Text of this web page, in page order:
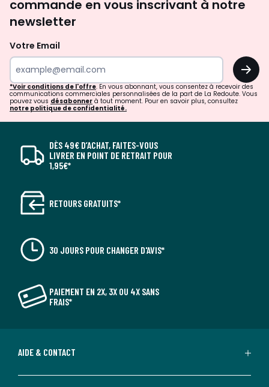
commande en vous inscrivant à notre
newsletter
Votre Email
OK
*Voir conditions de l'offre. En vous abonnant, vous consentez à recevoir des
communications commerciales personnalisées de la part de La Redoute. Vous
pouvez vous désabonner à tout moment. Pour en savoir plus, consultez
notre politique de confidentialité.
DÈS 49€ D’ACHAT, FAITES-VOUS
LIVRER EN POINT DE RETRAIT POUR
1,95€*
RETOURS GRATUITS*
30 JOURS POUR CHANGER D'AVIS*
PAIEMENT EN 2X, 3X OU 4X SANS
FRAIS*
AIDE & CONTACT